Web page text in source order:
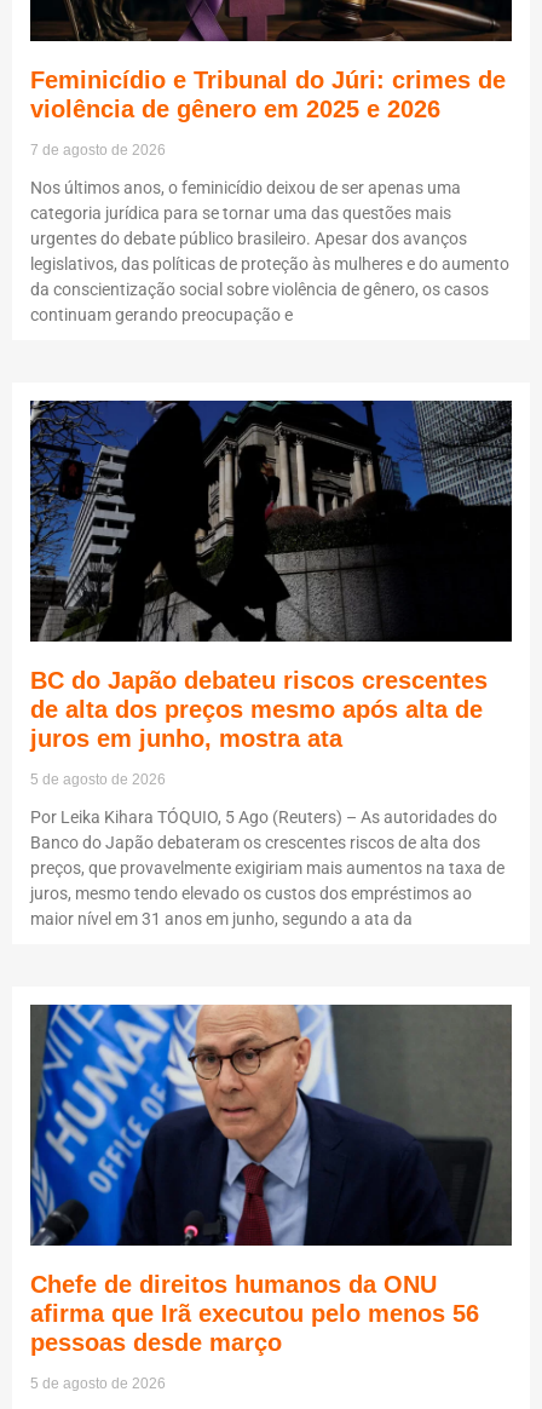
Feminicídio e Tribunal do Júri: crimes de
violência de gênero em 2025 e 2026
7 de agosto de 2026
Nos últimos anos, o feminicídio deixou de ser apenas uma
categoria jurídica para se tornar uma das questões mais
urgentes do debate público brasileiro. Apesar dos avanços
legislativos, das políticas de proteção às mulheres e do aumento
da conscientização social sobre violência de gênero, os casos
continuam gerando preocupação e
BC do Japão debateu riscos crescentes
de alta dos preços mesmo após alta de
juros em junho, mostra ata
5 de agosto de 2026
Por Leika Kihara TÓQUIO, 5 Ago (Reuters) – As autoridades do
Banco do Japão debateram os crescentes riscos de alta dos
preços, que provavelmente exigiriam mais aumentos na taxa de
juros, mesmo tendo elevado os custos dos empréstimos ao
maior nível em 31 anos em junho, segundo a ata da
Chefe de direitos humanos da ONU
afirma que Irã executou pelo menos 56
pessoas desde março
5 de agosto de 2026